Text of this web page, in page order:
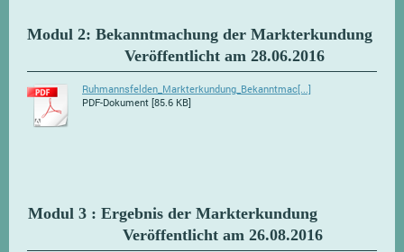
Modul 2: Bekanntmachung der Markterkundung
Veröffentlicht am 28.06.2016
Ruhmannsfelden_Markterkundung_Bekanntmac[...]
PDF-Dokument [85.6 KB]
Modul 3 : Ergebnis der Markterkundung
Veröffentlicht am 26.08.2016